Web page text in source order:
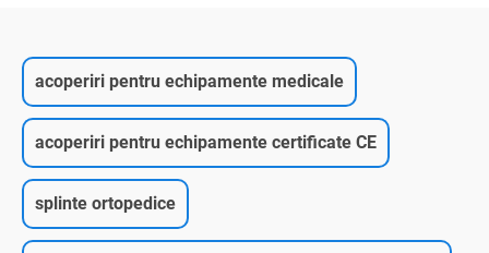
acoperiri pentru echipamente medicale
acoperiri pentru echipamente certificate CE
splinte ortopedice